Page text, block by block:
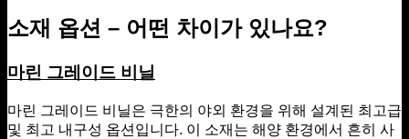
소재 옵션 – 어떤 차이가 있나요?
마린 그레이드 비닐
마린 그레이드 비닐은 극한의 야외 환경을 위해 설계된 최고급
및 최고 내구성 옵션입니다. 이 소재는 해양 환경에서 흔히 사